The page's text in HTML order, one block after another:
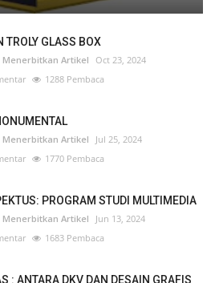
TROLY GLASS BOX
Menerbitkan Artikel
Oct 23, 2024
1288 Pembaca
Menerbitkan Artikel
Jul 25, 2024
1770 Pembaca
PROGRAM STUDI MULTIMEDIA
Menerbitkan Artikel
Jun 13, 2024
1683 Pembaca
: ANTARA DKV DAN DESAIN GRAFIS